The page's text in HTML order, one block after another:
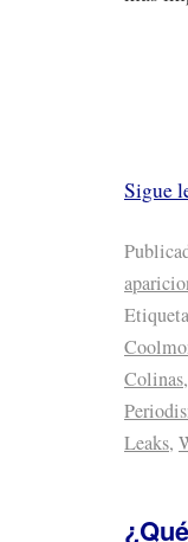
Sigue
Colinas,
Leaks,